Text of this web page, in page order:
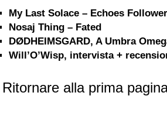
My Last Solace – Echoes Follower
Nosaj Thing – Fated
DØDHEIMSGARD, A Umbra
Will’O’Wisp, intervista +
Ritornare alla prima